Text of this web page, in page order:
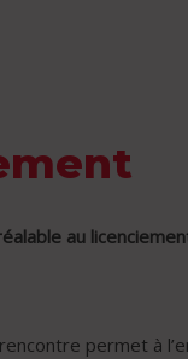
au
permet à